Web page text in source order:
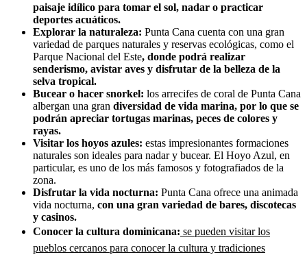
paisaje idílico para tomar el sol, nadar o practicar
deportes acuáticos.
Explorar la naturaleza: Punta Cana cuenta con una gran
variedad de parques naturales y reservas ecológicas, como el
Parque Nacional del Este, donde podrá realizar
senderismo, avistar aves y disfrutar de la belleza de la
selva tropical.
Bucear o hacer snorkel: los arrecifes de coral de Punta Cana
albergan una gran diversidad de vida marina, por lo que se
podrán apreciar tortugas marinas, peces de colores y
rayas.
Visitar los hoyos azules: estas impresionantes formaciones
naturales son ideales para nadar y bucear. El Hoyo Azul, en
particular, es uno de los más famosos y fotografiados de la
zona.
Disfrutar la vida nocturna: Punta Cana ofrece una animada
vida nocturna, con una gran variedad de bares, discotecas
y casinos.
Conocer la cultura dominicana: se pueden visitar los
pueblos cercanos para conocer la cultura y tradiciones